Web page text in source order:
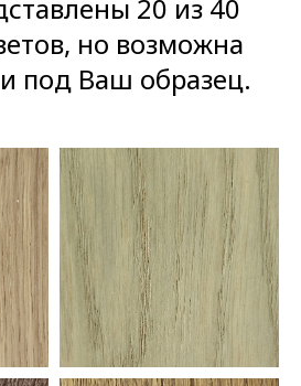
20 из 40
но возможна
под Ваш образец.